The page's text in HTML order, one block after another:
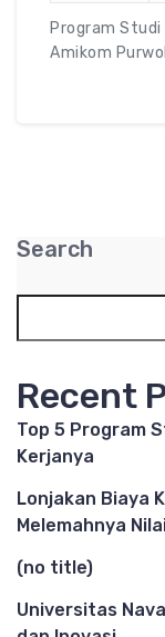
Program
Amikom
Search
Recent
Top 5 Program
Kerjanya
Lonjakan Biaya
Melemahnya
(no title)
Universitas